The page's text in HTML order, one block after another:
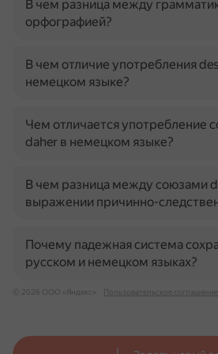
В чем разница между
орфографией?
В чем отличие употребления
немецком языке?
Чем отличается употребление
daher в немецком языке?
В чем разница между союзами
выражении причинно-
Почему падежная система
русском и немецком языках?
© 2026 ООО «Яндекс» Пользовательское соглашение